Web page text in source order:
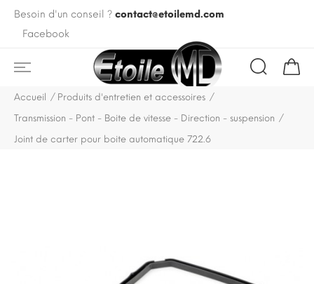
Besoin d'un conseil ? contact@etoilemd.com
Facebook
Accueil
Produits d'entretien et accessoires
Transmission - Pont - Boite de vitesse - Direction - suspension
Joint de carter pour boite automatique 722.6